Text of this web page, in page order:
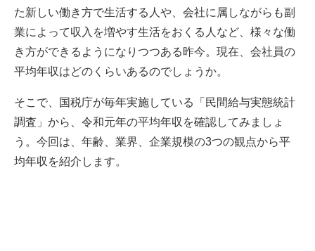
た新しい働き方で生活する人や、会社に属しながらも副
業によって収入を増やす生活をおくる人など、様々な働
き方ができるようになりつつある昨今。現在、会社員の
平均年収はどのくらいあるのでしょうか。
そこで、国税庁が毎年実施している「民間給与実態統計
調査」から、令和元年の平均年収を確認してみましょ
う。今回は、年齢、業界、企業規模の3つの観点から平
均年収を紹介します。